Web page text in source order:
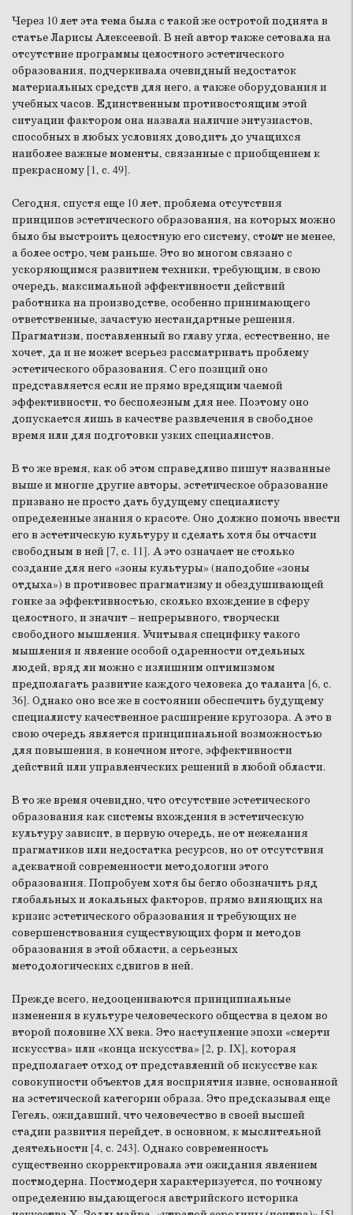
Через 10 лет эта тема была с такой же остротой поднята в
статье Ларисы Алексеевой. В ней автор также сетовала на
отсутствие программы целостного эстетического
образования, подчеркивала очевидный недостаток
материальных средств для него, а также оборудования и
учебных часов. Единственным противостоящим этой
ситуации фактором она назвала наличие энтузиастов,
способных в любых условиях доводить до учащихся
наиболее важные моменты, связанные с приобщением к
прекрасному [1, с. 49].
Сегодня, спустя еще 10 лет, проблема отсутствия
принципов эстетического образования, на которых можно
было бы выстроить целостную его систему, стоит не менее,
а более остро, чем раньше. Это во многом связано с
ускоряющимся развитием техники, требующим, в свою
очередь, максимальной эффективности действий
работника на производстве, особенно принимающего
ответственные, зачастую нестандартные решения.
Прагматизм, поставленный во главу угла, естественно, не
хочет, да и не может всерьез рассматривать проблему
эстетического образования. С его позиций оно
представляется если не прямо вредящим чаемой
эффективности, то бесполезным для нее. Поэтому оно
допускается лишь в качестве развлечения в свободное
время или для подготовки узких специалистов.
В то же время, как об этом справедливо пишут названные
выше и многие другие авторы, эстетическое образование
призвано не просто дать будущему специалисту
определенные знания о красоте. Оно должно помочь ввести
его в эстетическую культуру и сделать хотя бы отчасти
свободным в ней [7, с. 11]. А это означает не столько
создание для него «зоны культуры» (наподобие «зоны
отдыха») в противовес прагматизму и обездушивающей
гонке за эффективностью, сколько вхождение в сферу
целостного, и значит – непрерывного, творчески
свободного мышления. Учитывая специфику такого
мышления и явление особой одаренности отдельных
людей, вряд ли можно с излишним оптимизмом
предполагать развитие каждого человека до таланта [6, с.
36]. Однако оно все же в состоянии обеспечить будущему
специалисту качественное расширение кругозора. А это в
свою очередь является принципиальной возможностью
для повышения, в конечном итоге, эффективности
действий или управленческих решений в любой области.
В то же время очевидно, что отсутствие эстетического
образования как системы вхождения в эстетическую
культуру зависит, в первую очередь, не от нежелания
прагматиков или недостатка ресурсов, но от отсутствия
адекватной современности методологии этого
образования. Попробуем хотя бы бегло обозначить ряд
глобальных и локальных факторов, прямо влияющих на
кризис эстетического образования и требующих не
совершенствования существующих форм и методов
образования в этой области, а серьезных
методологических сдвигов в ней.
Прежде всего, недооцениваются принципиальные
изменения в культуре человеческого общества в целом во
второй половине XX века. Это наступление эпохи «смерти
искусства» или «конца искусства» [2, р. IX], которая
предполагает отход от представлений об искусстве как
совокупности объектов для восприятия извне, основанной
на эстетической категории образа. Это предсказывал еще
Гегель, ожидавший, что человечество в своей высшей
стадии развития перейдет, в основном, к мыслительной
деятельности [4, с. 243]. Однако современность
существенно скорректировала эти ожидания явлением
постмодерна. Постмодерн характеризуется, по точному
определению выдающегося австрийского историка